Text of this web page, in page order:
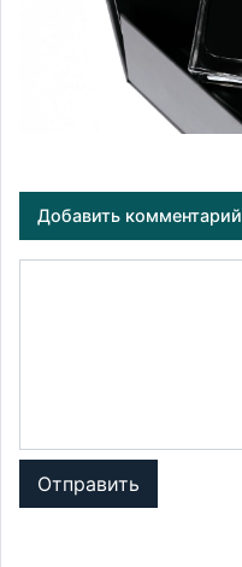
Добавить комментарий
Отправить